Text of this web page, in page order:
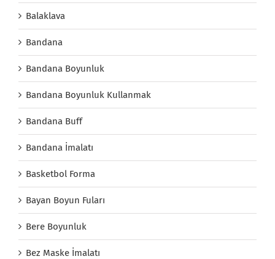
Balaklava
Bandana
Bandana Boyunluk
Bandana Boyunluk Kullanmak
Bandana Buff
Bandana İmalatı
Basketbol Forma
Bayan Boyun Fuları
Bere Boyunluk
Bez Maske İmalatı